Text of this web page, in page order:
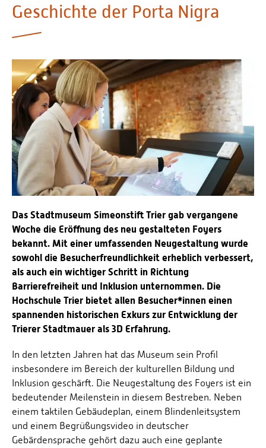
Personalvertretungen
Schwerbehindertenvertretungen
Personalentwicklung
Personensuche
Geschichte der Porta Nigra
Das Stadtmuseum Simeonstift Trier gab vergangene
Woche die Eröffnung des neu gestalteten Foyers
bekannt. Mit einer umfassenden Neugestaltung wurde
sowohl die Besucherfreundlichkeit erheblich verbessert,
als auch ein wichtiger Schritt in Richtung
Barrierefreiheit und Inklusion unternommen. Die
Hochschule Trier bietet allen Besucher*innen einen
spannenden historischen Exkurs zur Entwicklung der
Trierer Stadtmauer als 3D Erfahrung.
In den letzten Jahren hat das Museum sein Profil
insbesondere im Bereich der kulturellen Bildung und
Inklusion geschärft. Die Neugestaltung des Foyers ist ein
bedeutender Meilenstein in diesem Bestreben. Neben
einem taktilen Gebäudeplan, einem Blindenleitsystem
und einem Begrüßungsvideo in deutscher
Gebärdensprache gehört dazu auch eine geplante